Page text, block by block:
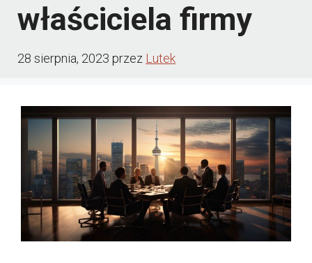
właściciela firmy
28 sierpnia, 2023 przez Lutek